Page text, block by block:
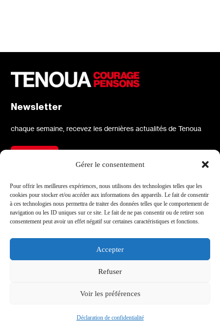
Gérer le consentement
Pour offrir les meilleures expériences, nous utilisons des technologies telles que les
cookies pour stocker et/ou accéder aux informations des appareils. Le fait de consentir
à ces technologies nous permettra de traiter des données telles que le comportement de
navigation ou les ID uniques sur ce site. Le fait de ne pas consentir ou de retirer son
consentement peut avoir un effet négatif sur certaines caractéristiques et fonctions.
Accepter
Refuser
Voir les préférences
Déclaration de confidentialité
Newsletter
chaque semaine, recevez les dernières actualités de Tenoua
À propos
Qui sommes-nous
L'équipe
Archives
Réseaux sociaux
Facebook
Youtube